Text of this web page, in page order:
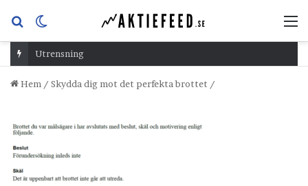
Sök
efterskin
Utrensning
Hem / Skydda dig mot det perfekta brottet /